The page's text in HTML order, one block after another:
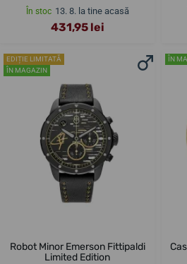
În stoc 13. 8. la tine acasă
431,95 lei
EDIȚIE LIMITATĂ
ÎN MAGAZIN
Robot Minor Emerson Fittipaldi
Limited Edition
ÎN